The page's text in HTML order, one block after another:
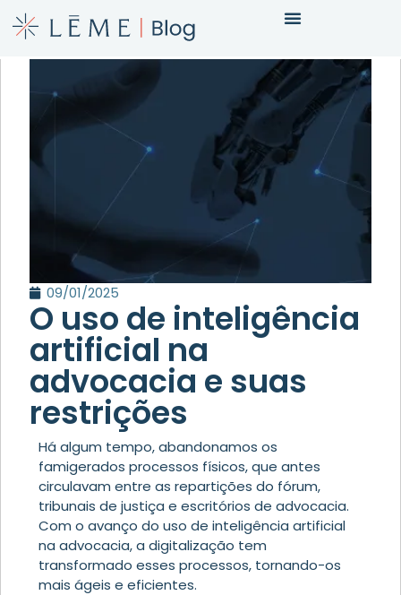
09/01/2025
O uso de inteligência
artificial na
advocacia e suas
restrições
Há algum tempo, abandonamos os
famigerados processos físicos, que antes
circulavam entre as repartições do fórum,
tribunais de justiça e escritórios de advocacia.
Com o avanço do uso de inteligência artificial
na advocacia, a digitalização tem
transformado esses processos, tornando-os
mais ágeis e eficientes.